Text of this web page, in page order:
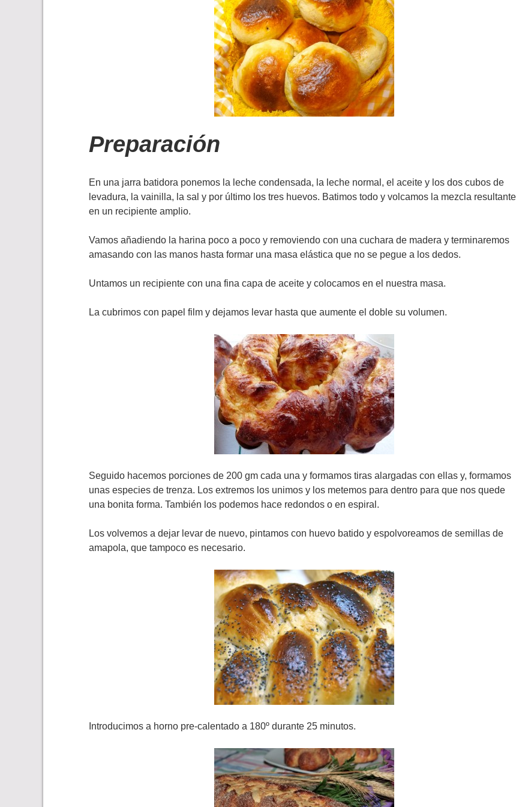
Preparación
En una jarra batidora ponemos la leche condensada, la leche normal, el aceite y los dos cubos de
levadura, la vainilla, la sal y por último los tres huevos. Batimos todo y volcamos la mezcla resultante
en un recipiente amplio.
Vamos añadiendo la harina poco a poco y removiendo con una cuchara de madera y terminaremos
amasando con las manos hasta formar una masa elástica que no se pegue a los dedos.
Untamos un recipiente con una fina capa de aceite y colocamos en el nuestra masa.
La cubrimos con papel film y dejamos levar hasta que aumente el doble su volumen.
Seguido hacemos porciones de 200 gm cada una y formamos tiras alargadas con ellas y, formamos
unas especies de trenza. Los extremos los unimos y los metemos para dentro para que nos quede
una bonita forma. También los podemos hace redondos o en espiral.
Los volvemos a dejar levar de nuevo, pintamos con huevo batido y espolvoreamos de semillas de
amapola, que tampoco es necesario.
Introducimos a horno pre-calentado a 180º durante 25 minutos.